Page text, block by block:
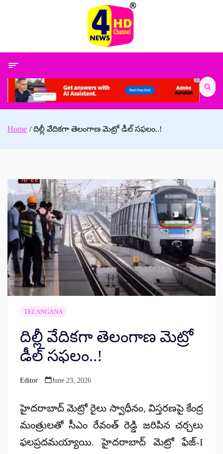
Search
for:
Home దిల్లీ వేదికగా తెలంగాణ మెట్రో డీల్ సఫలం..!
TELANGANA
దిల్లీ వేదికగా తెలంగాణ మెట్రో
డీల్ సఫలం..!
Posted
Editor June 23, 2026
హైద‌రాబాద్ మెట్రో రైలు స్వాధీనం, విస్త‌ర‌ణ‌పై కేంద్ర
మంత్రులతో సీఎం రేవంత్ రెడ్డి జ‌రిపిన చ‌ర్చ‌లు
ఫ‌ల‌ప్ర‌ద‌మ‌య్యాయి. హైద‌రాబాద్ మెట్రో ఫేజ్‌-I